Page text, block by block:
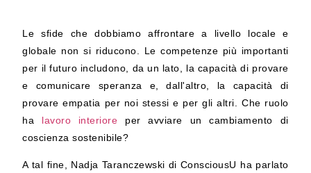
Le sfide che dobbiamo affrontare a livello locale e
globale non si riducono. Le competenze più importanti
per il futuro includono, da un lato, la capacità di provare
e comunicare speranza e, dall'altro, la capacità di
provare empatia per noi stessi e per gli altri. Che ruolo
ha lavoro interiore per avviare un cambiamento di
coscienza sostenibile?
A tal fine, Nadja Taranczewski di ConsciousU ha parlato